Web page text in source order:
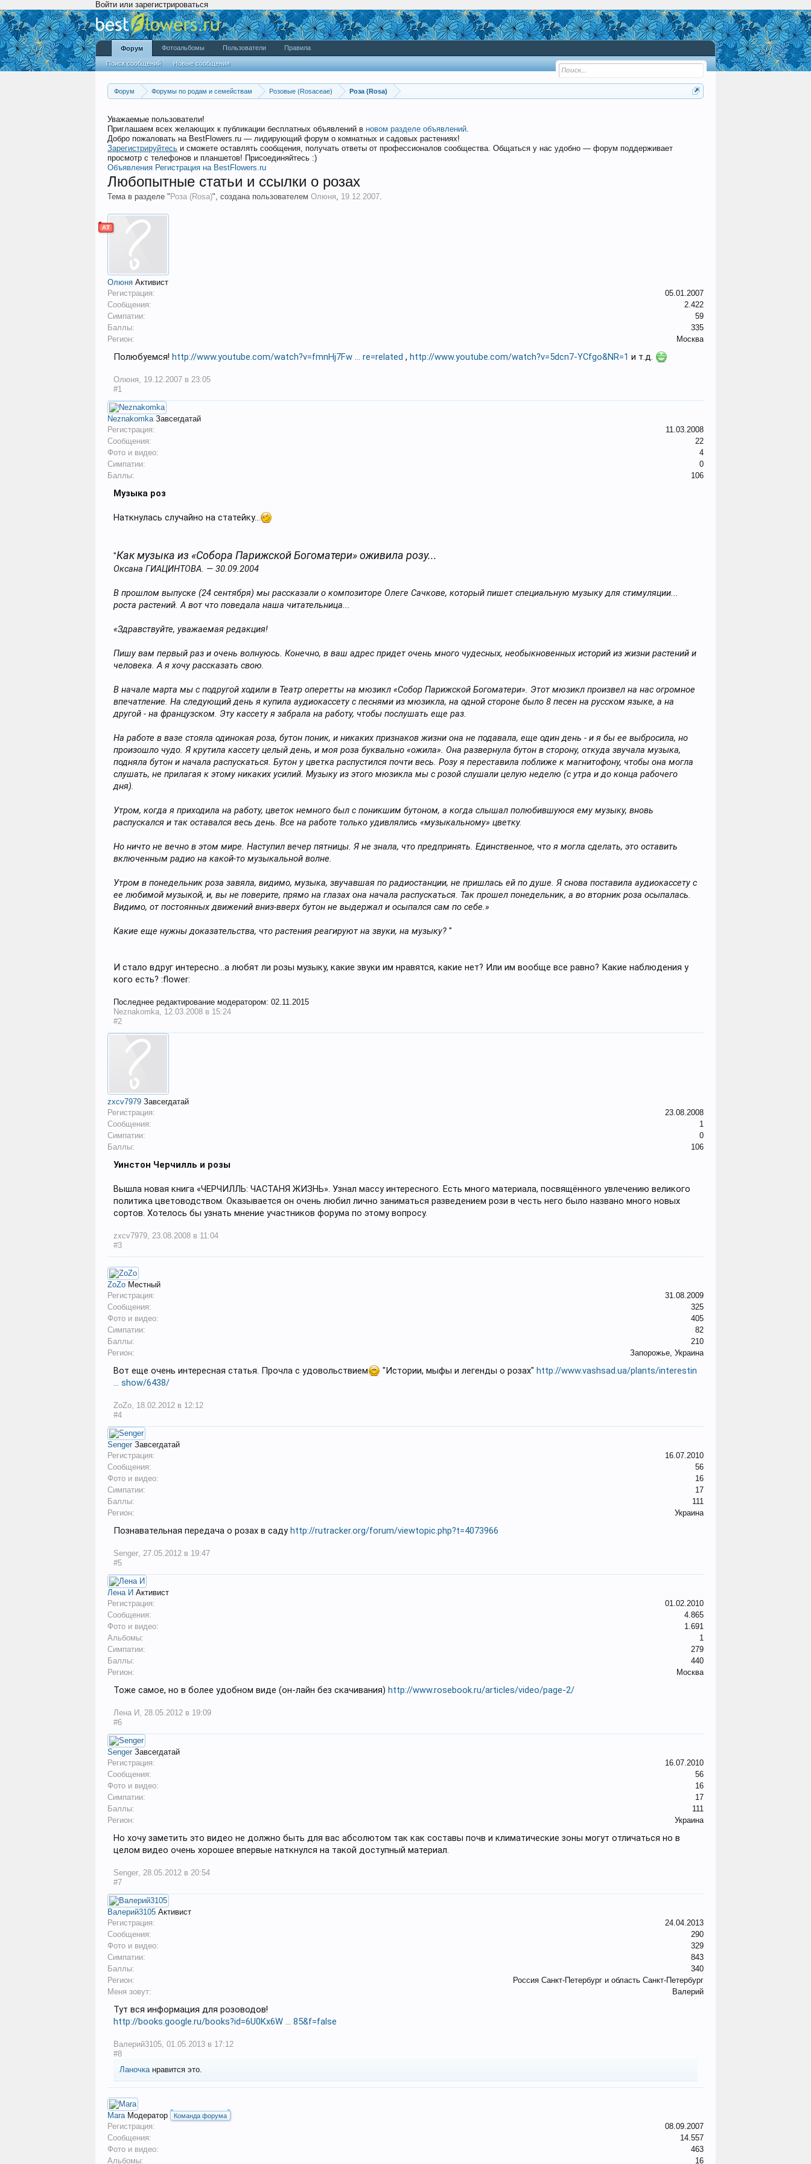
Войти или зарегистрироваться
Форум Форумы по родам и семействам Розовые (Rosaceae) Роза (Rosa)
Уважаемые пользователи!
Приглашаем всех желающих к публикации бесплатных объявлений в новом разделе объявлений.
Добро пожаловать на BestFlowers.ru — лидирующий форум о комнатных и садовых растениях!
Зарегистрируйтесь и сможете оставлять сообщения, получать ответы от профессионалов сообщества. Общаться у нас удобно — форум поддерживает
просмотр с телефонов и планшетов! Присоединяйтесь :)
Объявления Регистрация на BestFlowers.ru
Любопытные статьи и ссылки о розах
Тема в разделе " Роза (Rosa)", создана пользователем Олюня, 19.12.2007.
АТ
Олюня Активист
Регистрация:
05.01.2007
Сообщения:
2.422
Симпатии:
59
Баллы:
335
Регион:
Москва
Полюбуемся! http://www.youtube.com/watch?v=fmnHj7Fw ... re=related , http://www.youtube.com/watch?v=5dcn7-YCfgo&NR=1 и т.д.
Олюня, 19.12.2007 в 23:05
#1
Neznakomka Завсегдатай
Регистрация:
11.03.2008
Сообщения:
22
Фото и видео:
4
Симпатии:
0
Баллы:
106
Музыка роз
Наткнулась случайно на статейку...
"Как музыка из «Собора Парижской Богоматери» оживила розу...
Оксана ГИАЦИНТОВА. — 30.09.2004
В прошлом выпуске (24 сентября) мы рассказали о композиторе Олеге Сачкове, который пишет специальную музыку для стимуляции...
роста растений. А вот что поведала наша читательница...
«Здравствуйте, уважаемая редакция!
Пишу вам первый раз и очень волнуюсь. Конечно, в ваш адрес придет очень много чудесных, необыкновенных историй из жизни растений и
человека. А я хочу рассказать свою.
В начале марта мы с подругой ходили в Театр оперетты на мюзикл «Собор Парижской Богоматери». Этот мюзикл произвел на нас огромное
впечатление. На следующий день я купила аудиокассету с песнями из мюзикла, на одной стороне было 8 песен на русском языке, а на
другой - на французском. Эту кассету я забрала на работу, чтобы послушать еще раз.
На работе в вазе стояла одинокая роза, бутон поник, и никаких признаков жизни она не подавала, еще один день - и я бы ее выбросила, но
произошло чудо. Я крутила кассету целый день, и моя роза буквально «ожила». Она развернула бутон в сторону, откуда звучала музыка,
подняла бутон и начала распускаться. Бутон у цветка распустился почти весь. Розу я переставила поближе к магнитофону, чтобы она могла
слушать, не прилагая к этому никаких усилий. Музыку из этого мюзикла мы с розой слушали целую неделю (с утра и до конца рабочего
дня).
Утром, когда я приходила на работу, цветок немного был с поникшим бутоном, а когда слышал полюбившуюся ему музыку, вновь
распускался и так оставался весь день. Все на работе только удивлялись «музыкальному» цветку.
Но ничто не вечно в этом мире. Наступил вечер пятницы. Я не знала, что предпринять. Единственное, что я могла сделать, это оставить
включенным радио на какой-то музыкальной волне.
Утром в понедельник роза завяла, видимо, музыка, звучавшая по радиостанции, не пришлась ей по душе. Я снова поставила аудиокассету с
ее любимой музыкой, и, вы не поверите, прямо на глазах она начала распускаться. Так прошел понедельник, а во вторник роза осыпалась.
Видимо, от постоянных движений вниз-вверх бутон не выдержал и осыпался сам по себе.»
Какие еще нужны доказательства, что растения реагируют на звуки, на музыку? "
И стало вдруг интересно...а любят ли розы музыку, какие звуки им нравятся, какие нет? Или им вообще все равно? Какие наблюдения у
кого есть? :flower:
Последнее редактирование модератором: 02.11.2015
Neznakomka, 12.03.2008 в 15:24
#2
zxcv7979 Завсегдатай
Регистрация:
23.08.2008
Сообщения:
1
Симпатии:
0
Баллы:
106
Уинстон Черчилль и розы
Вышла новая книга «ЧЕРЧИЛЛЬ: ЧАСТАНЯ ЖИЗНЬ». Узнал массу интересного. Есть много материала, посвящённого увлечению великого
политика цветоводством. Оказывается он очень любил лично заниматься разведением рози в честь него было названо много новых
сортов. Хотелось бы узнать мнение участников форума по этому вопросу.
zxcv7979, 23.08.2008 в 11:04
#3
ZoZo Местный
Регистрация:
31.08.2009
Сообщения:
325
Фото и видео:
405
Симпатии:
82
Баллы:
210
Регион:
Запорожье, Украина
Вот еще очень интересная статья. Прочла с удовольствием "Истории, мыфы и легенды о розах" http://www.vashsad.ua/plants/interestin
... show/6438/
ZoZo, 18.02.2012 в 12:12
#4
Senger Завсегдатай
Регистрация:
16.07.2010
Сообщения:
56
Фото и видео:
16
Симпатии:
17
Баллы:
111
Регион:
Украина
Познавательная передача о розах в саду http://rutracker.org/forum/viewtopic.php?t=4073966
Senger, 27.05.2012 в 19:47
#5
Лена И Активист
Регистрация:
01.02.2010
Сообщения:
4.865
Фото и видео:
1.691
Альбомы:
1
Симпатии:
279
Баллы:
440
Регион:
Москва
Тоже самое, но в более удобном виде (он-лайн без скачивания) http://www.rosebook.ru/articles/video/page-2/
Лена И , 28.05.2012 в 19:09
#6
Senger Завсегдатай
Регистрация:
16.07.2010
Сообщения:
56
Фото и видео:
16
Симпатии:
17
Баллы:
111
Регион:
Украина
Но хочу заметить это видео не должно быть для вас абсолютом так как составы почв и климатические зоны могут отличаться но в
целом видео очень хорошее впервые наткнулся на такой доступный материал.
Senger, 28.05.2012 в 20:54
#7
Валерий3105 Активист
Регистрация:
24.04.2013
Сообщения:
290
Фото и видео:
329
Симпатии:
843
Баллы:
340
Регион:
Россия Санкт-Петербург и область Санкт-Петербург
Меня зовут:
Валерий
Тут вся информация для розоводов!
http://books.google.ru/books?id=6U0Kx6W ... 85&f=false
Валерий3105, 01.05.2013 в 17:12
#8
Ланочканравится это.
Mara Модератор Команда форума
Регистрация:
08.09.2007
Сообщения:
14.557
Фото и видео:
463
Альбомы:
16
Форум
Поиск сообщений Новые сообщения
Фотоальбомы Пользователи Правила